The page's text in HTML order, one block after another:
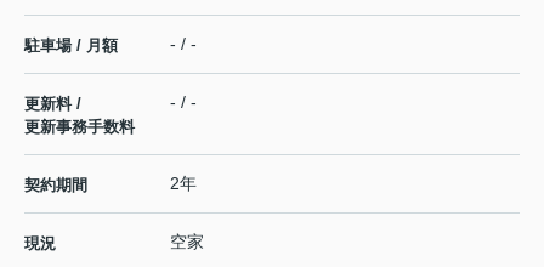
駐車場 / 月額 - / -
更新料 /
更新事務手数料
- / -
契約期間 2年
現況 空家